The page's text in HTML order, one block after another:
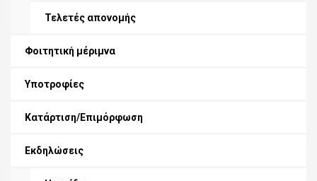
Τελετές απονομής
Φοιτητική μέριμνα
Υποτροφίες
Κατάρτιση/Επιμόρφωση
Εκδηλώσεις